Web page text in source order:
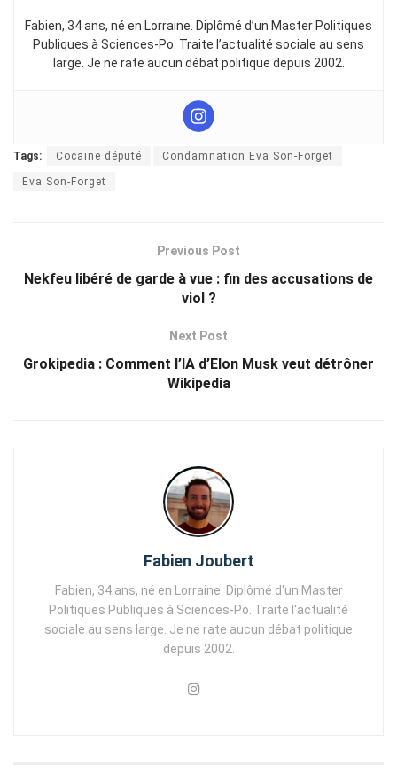
Fabien, 34 ans, né en Lorraine. Diplômé d’un Master Politiques
Publiques à Sciences-Po. Traite l’actualité sociale au sens
large. Je ne rate aucun débat politique depuis 2002.
Tags: Cocaïne député Condamnation Eva Son-Forget
Eva Son-Forget
Previous Post
Nekfeu libéré de garde à vue : fin des accusations de
viol ?
Next Post
Grokipedia : Comment l’IA d’Elon Musk veut détrôner
Wikipedia
Fabien Joubert
Fabien, 34 ans, né en Lorraine. Diplômé d'un Master
Politiques Publiques à Sciences-Po. Traite l'actualité
sociale au sens large. Je ne rate aucun débat politique
depuis 2002.